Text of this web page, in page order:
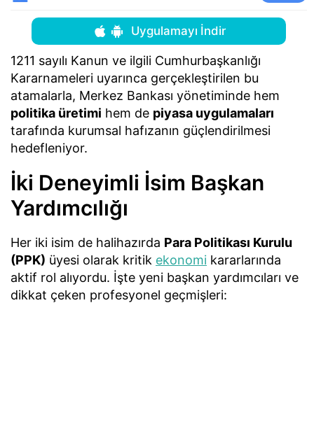
Uygulamayı İndir
1211 sayılı Kanun ve ilgili Cumhurbaşkanlığı
Kararnameleri uyarınca gerçekleştirilen bu
atamalarla, Merkez Bankası yönetiminde hem
politika üretimi hem de piyasa uygulamaları
tarafında kurumsal hafızanın güçlendirilmesi
hedefleniyor.
İki Deneyimli İsim Başkan
Yardımcılığı
Her iki isim de halihazırda Para Politikası Kurulu
(PPK) üyesi olarak kritik ekonomi kararlarında
aktif rol alıyordu. İşte yeni başkan yardımcıları ve
dikkat çeken profesyonel geçmişleri: